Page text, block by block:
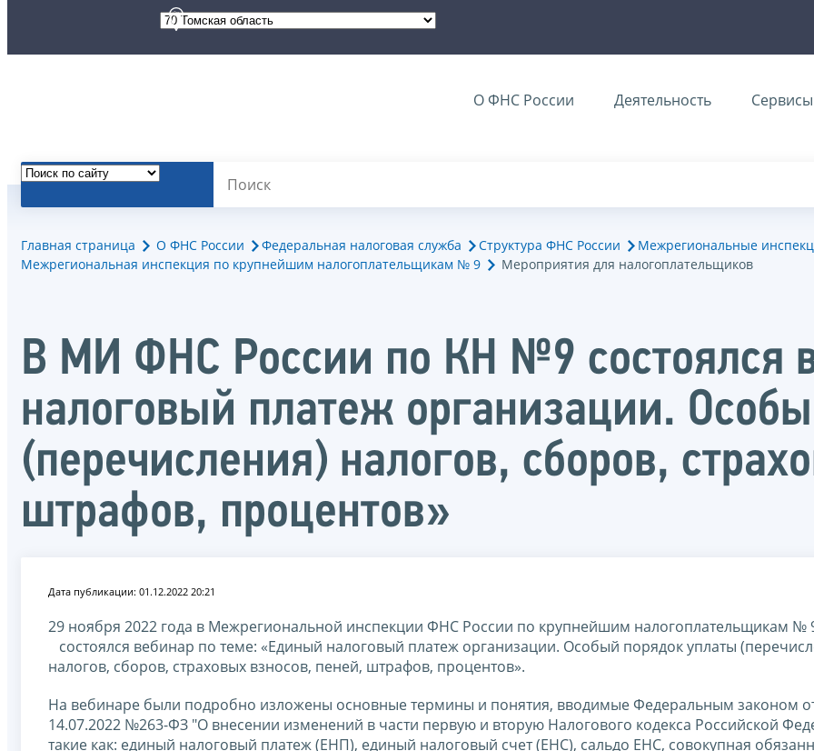
О ФНС России Деятельность Сервисы
Главная страница О ФНС России Федеральная налоговая служба Структура ФНС России
Межрегиональные
Межрегиональная инспекция по крупнейшим налогоплательщикам № 9
Мероприятия для налогоплательщиков
В МИ ФНС России по КН №9 состоялся
налоговый платеж организации.
(перечисления) налогов, сборов,
штрафов, процентов»
Дата публикации: 01.12.2022 20:21
29 ноября 2022 года в Межрегиональной инспекции ФНС России по крупнейшим налогоплательщикам №
состоялся вебинар по теме: «Единый налоговый платеж организации. Особый порядок уплаты
налогов, сборов, страховых взносов, пеней, штрафов, процентов».
На вебинаре были подробно изложены основные термины и понятия, вводимые Федеральным законом
14.07.2022 №263-ФЗ "О внесении изменений в части первую и вторую Налогового кодекса Российской
такие как: единый налоговый платеж (ЕНП), единый налоговый счет (ЕНС), сальдо ЕНС, совокупная